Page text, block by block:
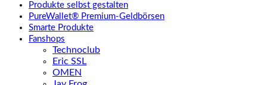
Produkte selbst gestalten
PureWallet® Premium-Geldbörsen
Smarte Produkte
Fanshops
Technoclub
Eric SSL
OMEN